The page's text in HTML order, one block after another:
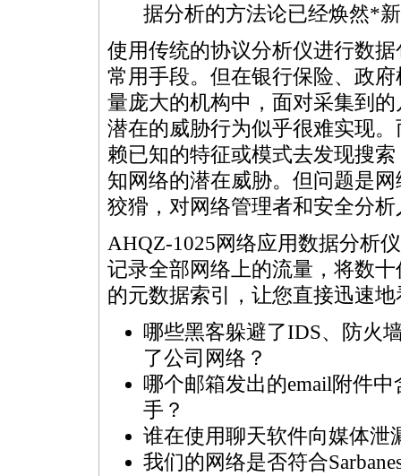
据分析的方法论已经焕然*
使用传统的协议分析仪进行数据
常用手段。但在银行保险、政
量庞大的机构中，面对采集到
潜在的威胁行为似乎很难实现
赖已知的特征或模式去发现搜
知网络的潜在威胁。但问题是
狡猾，对网络管理者和安全分
AHQZ-1025网络应用数据分析
记录全部网络上的流量，将数
的元数据索引，让您直接迅速
哪些黑客躲避了IDS、防火
了公司网络？
哪个邮箱发出的email附件
手？
谁在使用聊天软件向媒体泄
我们的网络是否符合